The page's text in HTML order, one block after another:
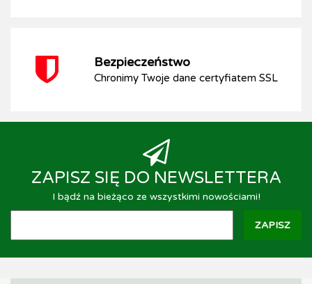
Bezpieczeństwo
Chronimy Twoje dane certyfiatem SSL
ZAPISZ SIĘ DO NEWSLETTERA
I bądź na bieżąco ze wszystkimi nowościami!